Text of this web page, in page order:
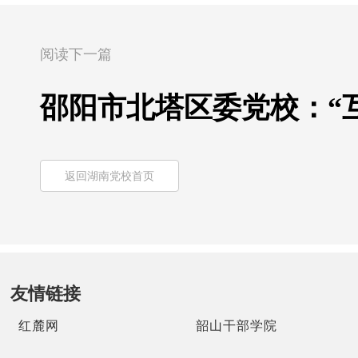
阅读下一篇
邵阳市北塔区委党校：“
返回湖南党校首页
友情链接
红麓网 韶山干部学院